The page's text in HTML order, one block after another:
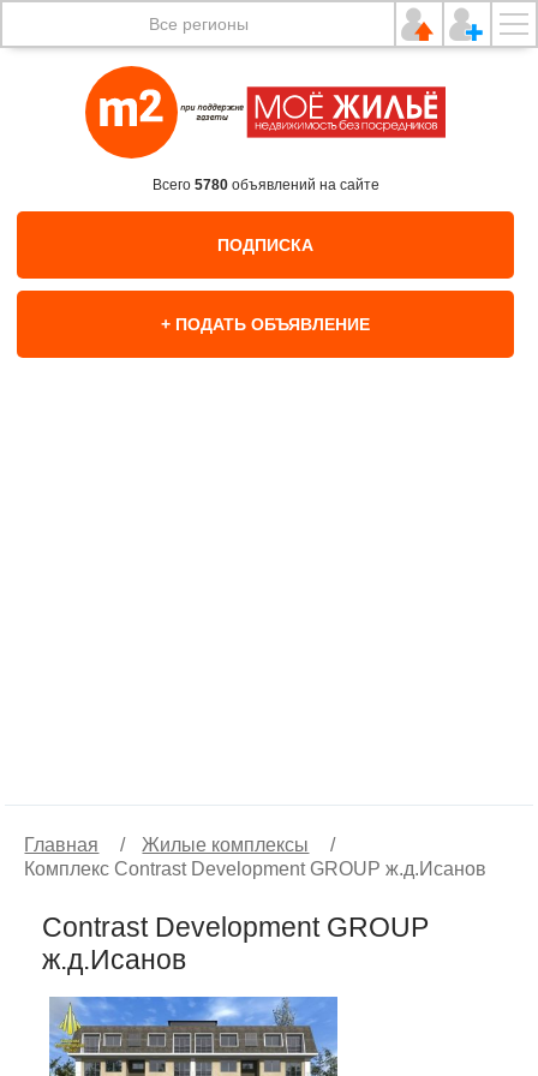
Все регионы
Всего 5780объявлений на сайте
ПОДПИСКА
+ ПОДАТЬ ОБЪЯВЛЕНИЕ
Главная / Жилые комплексы
/
Комплекс Contrast Development GROUP ж.д.Исанов
Contrast Development GROUP
ж.д.Исанов